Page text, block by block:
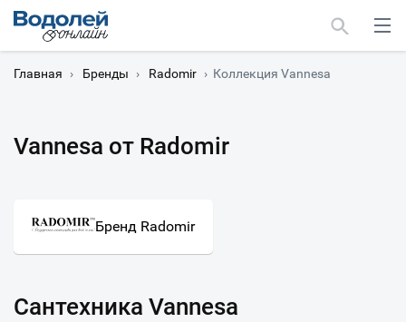
Главная › Бренды › Radomir › Коллекция Vannesa
Vannesa от Radomir
Бренд Radomir
Сантехника Vannesa